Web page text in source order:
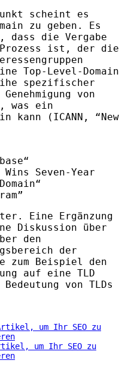
scheint es
zu geben. Es
die Vergabe
ist, der die
Top-Level-Domain
spezifischer
von
was ein
kann ( ICANN , “New
Seven-Year
Eine Ergänzung
Diskussion über
den
der
zum Beispiel den
auf eine TLD
von TLDs
um Ihr SEO zu